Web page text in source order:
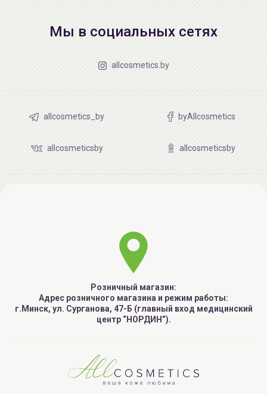
Мы в социальных сетях
allcosmetics.by
allcosmetics_by byAllcosmetics
allcosmeticsby allcosmeticsby
Розничный магазин:
Адрес розничного магазина и режим работы:
г.Минск, ул. Сурганова, 47-Б (главный вход медицинский
центр “НОРДИН”).